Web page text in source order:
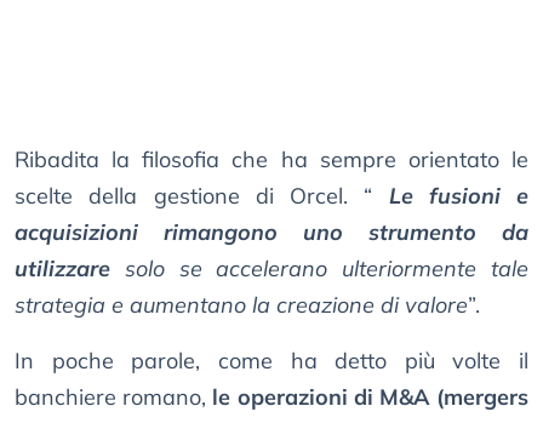
Ribadita la filosofia che ha sempre orientato le
scelte della gestione di Orcel. “
Le fusioni e
acquisizioni rimangono uno strumento da
utilizzare solo se accelerano ulteriormente tale
strategia e aumentano la creazione di valore”.
In poche parole, come ha detto più volte il
banchiere romano, le operazioni di M&A (mergers